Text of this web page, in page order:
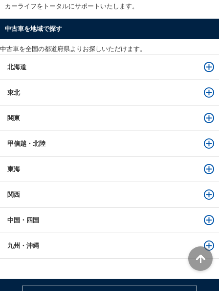
カーライフをトータルにサポートいたします。
中古車を地域で探す
中古車を全国の都道府県よりお探しいただけます。
北海道
東北
関東
甲信越・北陸
東海
関西
中国・四国
九州・沖縄